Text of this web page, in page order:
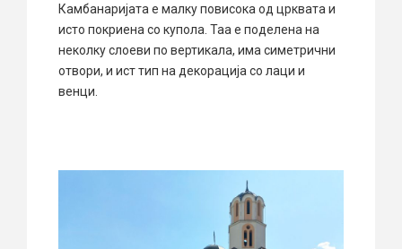
Камбанаријата е малку повисока од црквата и
исто покриена со купола. Таа е поделена на
неколку слоеви по вертикала, има симетрични
отвори, и ист тип на декорација со лаци и
венци.